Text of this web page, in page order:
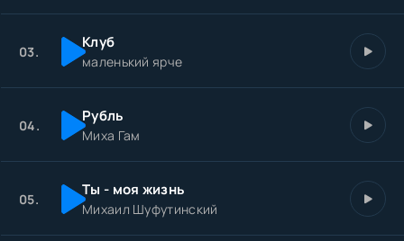
03. Клуб
маленький ярче
04. Рубль
Миха Гам
05. Ты - моя жизнь
Михаил Шуфутинский